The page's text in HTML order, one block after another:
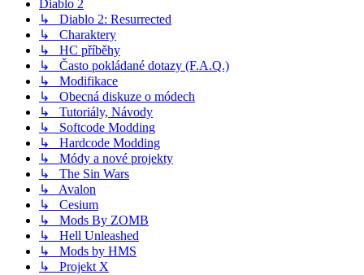
Diablo 2
↳ Diablo 2: Resurrected
↳ Charaktery
↳ HC příběhy
↳ Často pokládané dotazy (F.A.Q.)
↳ Modifikace
↳ Obecná diskuze o módech
↳ Tutoriály, Návody
↳ Softcode Modding
↳ Hardcode Modding
↳ Módy a nové projekty
↳ The Sin Wars
↳ Avalon
↳ Cesium
↳ Mods By ZOMB
↳ Hell Unleashed
↳ Mods by HMS
↳ Projekt X